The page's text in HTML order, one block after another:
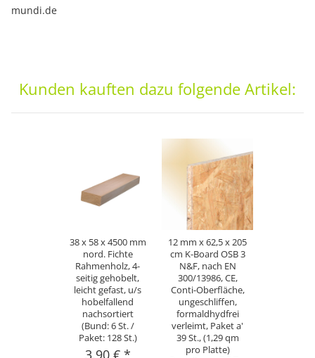
mundi.de
Kunden kauften dazu folgende Artikel:
38 x 58 x 4500 mm
nord. Fichte
Rahmenholz, 4-
seitig gehobelt,
leicht gefast, u/s
hobelfallend
nachsortiert
(Bund: 6 St. /
Paket: 128 St.)
3,90 € *
12 mm x 62,5 x 205
cm K-Board OSB 3
N&F, nach EN
300/13986, CE,
Conti-Oberfläche,
ungeschliffen,
formaldhydfrei
verleimt, Paket a'
39 St., (1,29 qm
pro Platte)